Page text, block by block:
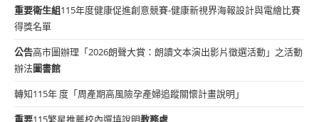
重要衛生組115年度健康促進創意競賽-健康新視界海報設計與電繪比賽
得獎名單
公告高市圖辦理「2026朗聲大賞：朗讀文本演出影片徵選活動」之活動
辦法圖書館
轉知115年 度「周產期高風險孕產婦追蹤關懷計畫說明」
重要115繁星推薦校內選填說明教務處